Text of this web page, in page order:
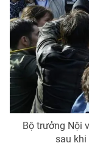
Hậu trường
Nhân vật
Khán giả
Giải sao mai
Điện ảnh
Âm nhạc
Sao
Đời sống
Du lịch
Làm đẹp
Chất lượng cuộc
Giáo dục
Tuyển sinh
Học trực tuyến
Công nghệ
Hitech Công
Giao lưu trực
Bộ trưởng Nội
sau khi